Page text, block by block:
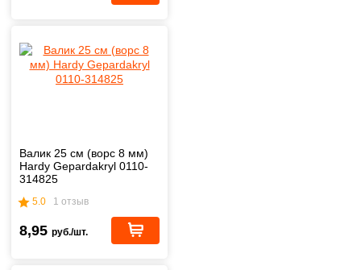
Валик 25 cм (ворс 8 мм)
Hardy Gepardakryl 0110-
314825
5.0 1 отзыв
8,95 руб./шт.